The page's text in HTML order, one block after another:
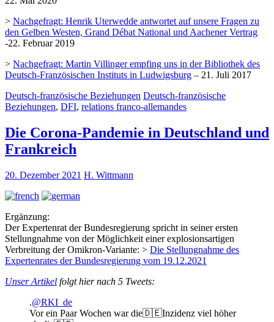
> Nachgefragt: Henrik Uterwedde antwortet auf unsere Fragen zu
den Gelben Westen, Grand Débat National und Aachener Vertrag
-22. Februar 2019
> Nachgefragt: Martin Villinger empfing uns in der Bibliothek des
Deutsch-Französischen Instituts in Ludwigsburg – 21. Juli 2017
Deutsch-französische Beziehungen Deutsch-französische
Beziehungen, DFI, relations franco-allemandes
Die Corona-Pandemie in Deutschland und
Frankreich
20. Dezember 2021 H. Wittmann
Ergänzung:
Der Expertenrat der Bundesregierung spricht in seiner ersten
Stellungnahme von der Möglichkeit einer explosionsartigen
Verbreitung der Omikron-Variante: > Die Stellungnahme des
Expertenrates der Bundesregierung vom 19.12.2021
Unser Artikel folgt hier nach 5 Tweets:
.@RKI_de
Vor ein Paar Wochen war die🇩🇪Inzidenz viel höher